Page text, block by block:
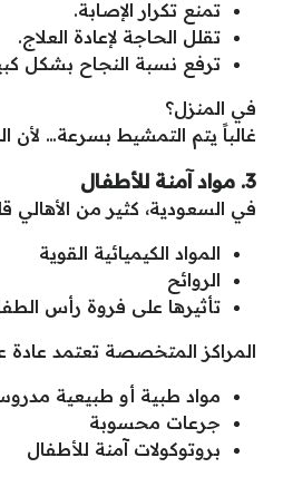
تمنع تكرار الإصابة.
تقلل الحاجة لإعادة العلاج.
ترفع نسبة النجاح بشكل
في المنزل؟
غالباً يتم التمشيط بسرعة… لأن
3. مواد آمنة للأطفال
في السعودية، كثير من الأهالي
المواد الكيميائية القوية
الروائح
تأثيرها على فروة رأس
المراكز المتخصصة تعتمد عادة
مواد طبية أو طبيعية
جرعات محسوبة
بروتوكولات آمنة للأطفال